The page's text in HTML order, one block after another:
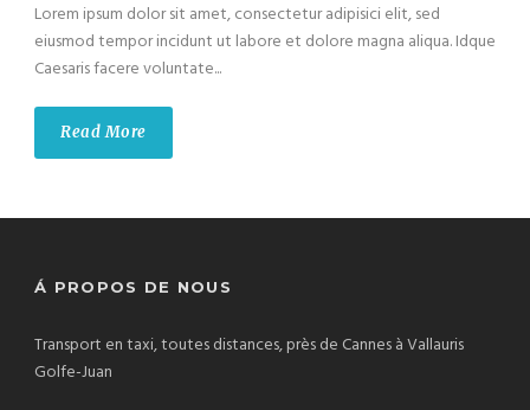
Lorem ipsum dolor sit amet, consectetur adipisici elit, sed
eiusmod tempor incidunt ut labore et dolore magna aliqua. Idque
Caesaris facere voluntate...
Read More
Á PROPOS DE NOUS
Transport en taxi, toutes distances, près de Cannes à Vallauris
Golfe-Juan